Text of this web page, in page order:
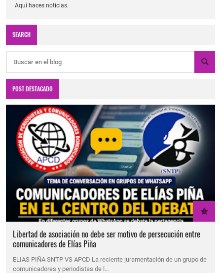
Aquí haces noticias.
SEARCH
POST DESTACADO
Libertad de asociación no debe ser motivo de persecución entre
comunicadores de Elías Piña
ELIAS PIÑA SNTP VS APCD La reciente juramentación de un grupo de
comunicadores y periodistas de l…